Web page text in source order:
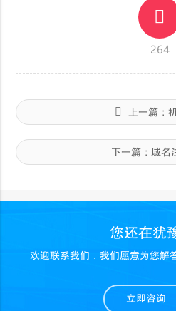
264
上一篇：
下一篇： 域名
您还在犹
欢迎联系我们，我们愿意为您解
立即咨